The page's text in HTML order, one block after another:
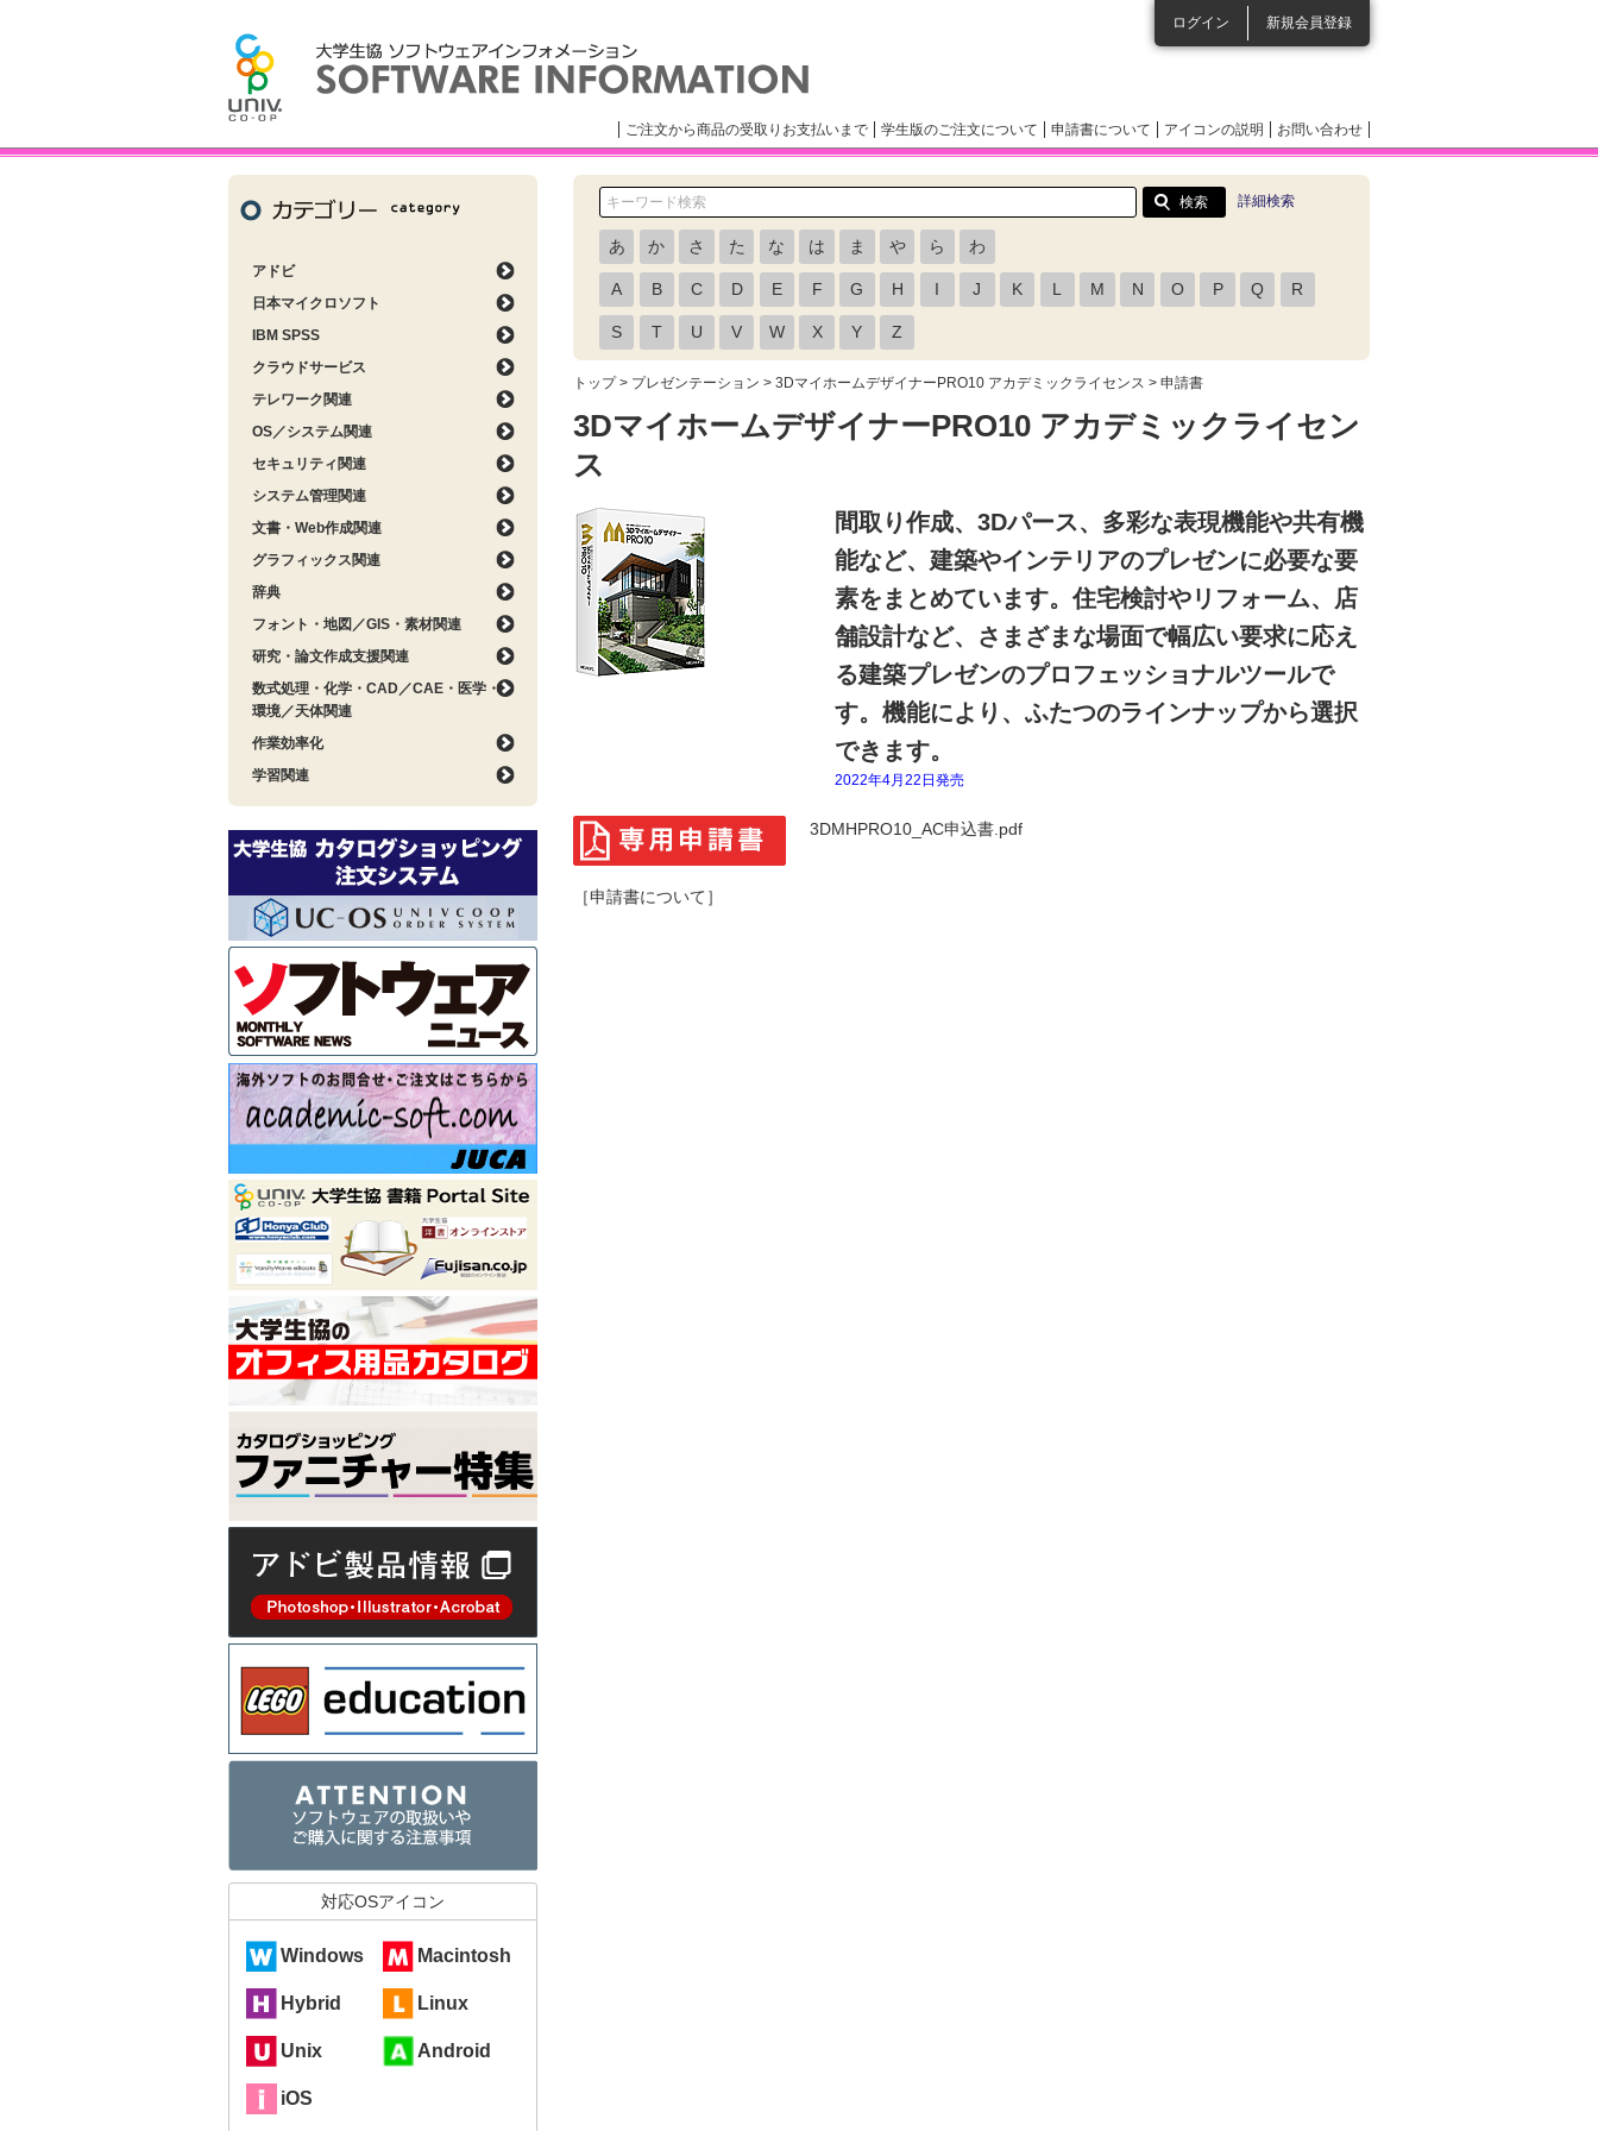
ログイン 新規会員登録
ご注文から商品の受取りお支払いまで 学生版のご注文について 申請書について アイコンの説明 お問い合わせ
詳細検索
あ か さ た な は ま や ら わ
A B C D E F G H I J K L M N O P Q R
S T U V W X Y Z
トップ> プレゼンテーション > 3DマイホームデザイナーPRO10 アカデミックライセンス > 申請書
3DマイホームデザイナーPRO10 アカデミックライセン
ス
間取り作成、3Dパース、多彩な表現機能や共有機
能など、建築やインテリアのプレゼンに必要な要
素をまとめています。住宅検討やリフォーム、店
舗設計など、さまざまな場面で幅広い要求に応え
る建築プレゼンのプロフェッショナルツールで
す。機能により、ふたつのラインナップから選択
できます。
2022年4月22日発売
3DMHPRO10_AC申込書.pdf
［申請書について］
アドビ
日本マイクロソフト
IBM SPSS
クラウドサービス
テレワーク関連
OS／システム関連
セキュリティ関連
システム管理関連
文書・Web作成関連
グラフィックス関連
辞典
フォント・地図／GIS・素材関連
研究・論文作成支援関連
数式処理・化学・CAD／CAE・医学・
環境／天体関連
作業効率化
学習関連
対応OSアイコン
Windows Macintosh
Hybrid Linux
Unix Android
iOS